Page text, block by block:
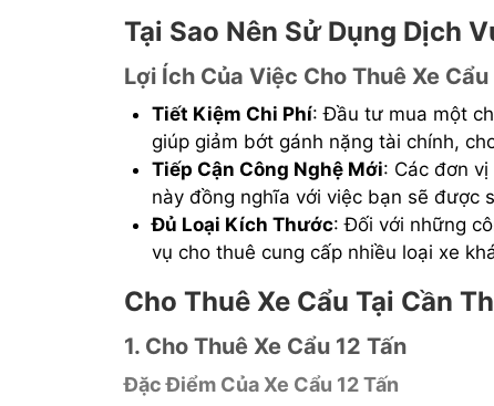
Tại Sao Nên Sử Dụng Dịch
Lợi Ích Của Việc Cho Thuê Xe Cẩu
Tiết Kiệm Chi Phí: Đầu tư mua một
giúp giảm bớt gánh nặng tài chính,
Tiếp Cận Công Nghệ Mới: Các đơn
này đồng nghĩa với việc bạn sẽ được
Đủ Loại Kích Thước: Đối với những
vụ cho thuê cung cấp nhiều loại xe
Cho Thuê Xe Cẩu Tại Cần
1. Cho Thuê Xe Cẩu 12 Tấn
Đặc Điểm Của Xe Cẩu 12 Tấn